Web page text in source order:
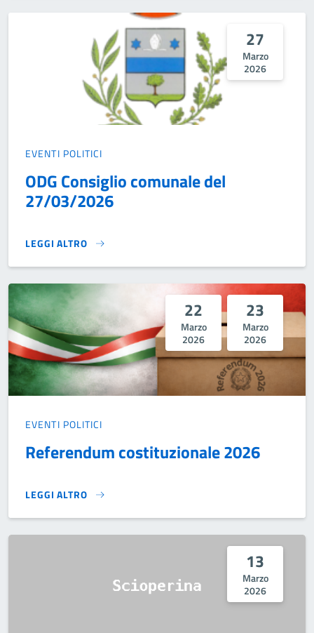
27
Marzo
2026
EVENTI POLITICI
ODG Consiglio comunale del
27/03/2026
LEGGI ALTRO
ODG CONSIGLIO COMUNALE DEL 27/03/2026}
22
Marzo
2026
23
Marzo
2026
EVENTI POLITICI
Referendum costituzionale 2026
LEGGI ALTRO
REFERENDUM COSTITUZIONALE 2026}
13
Marzo
2026